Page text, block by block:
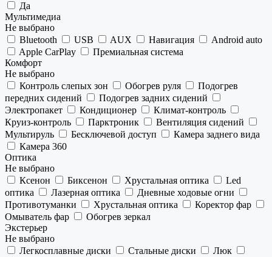
Да
Мультимедиа
Не выбрано
Bluetooth
USB AUX Навигация
Android auto
Apple CarPlay
Премиальная система
Комфорт
Не выбрано
Контроль слепых зон
Обогрев руля
Подогрев
передних сидений
Подогрев задних сидений
Электропакет
Кондиционер
Климат-контроль
Круиз-контроль
Парктроник
Вентиляция сидений
Мультируль
Бесключевой доступ
Камера заднего вида
Камера 360
Оптика
Не выбрано
Ксенон
Биксенон Хрустальная оптика
Led
оптика
Лазерная оптика
Дневные ходовые огни
Противотуманки
Хрустальная оптика
Коректор фар
Омыватель фар
Обогрев зеркал
Экстерьер
Не выбрано
Легкосплавные диски
Стальные диски
Люк